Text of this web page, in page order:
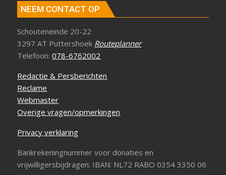
NEEM CONTACT OP
Schouteneinde 20-22
3297 AT Puttershoek Routeplanner
Telefoon:078-6762002
Redactie & Persberichten
Reclame
Webmaster
Overige vragen/opmerkingen
Privacy verklaring
Bankrekeningnummer voor donaties en
vrijwilligersbijdragen: IBAN: NL72 RABO 0354 3350 06